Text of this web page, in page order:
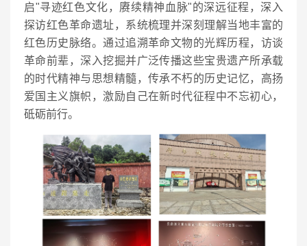
启"寻迹红色文化，赓续精神血脉"的深远征程，深入
探访红色革命遗址，系统梳理并深刻理解当地丰富的
红色历史脉络。通过追溯革命文物的光辉历程，访谈
革命前辈，深入挖掘并广泛传播这些宝贵遗产所承载
的时代精神与思想精髓，传承不朽的历史记忆，高扬
爱国主义旗帜，激励自己在新时代征程中不忘初心，
砥砺前行。